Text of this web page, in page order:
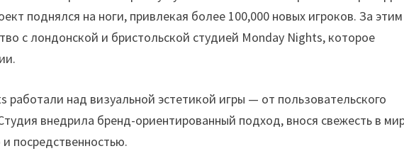
поднялся на ноги, привлекая более 100,000 новых игроков. За этим
с лондонской и бристольской студией Monday Nights, которое
работали над визуальной эстетикой игры — от пользовательского
внедрила бренд-ориентированный подход, внося свежесть в
посредственностью.